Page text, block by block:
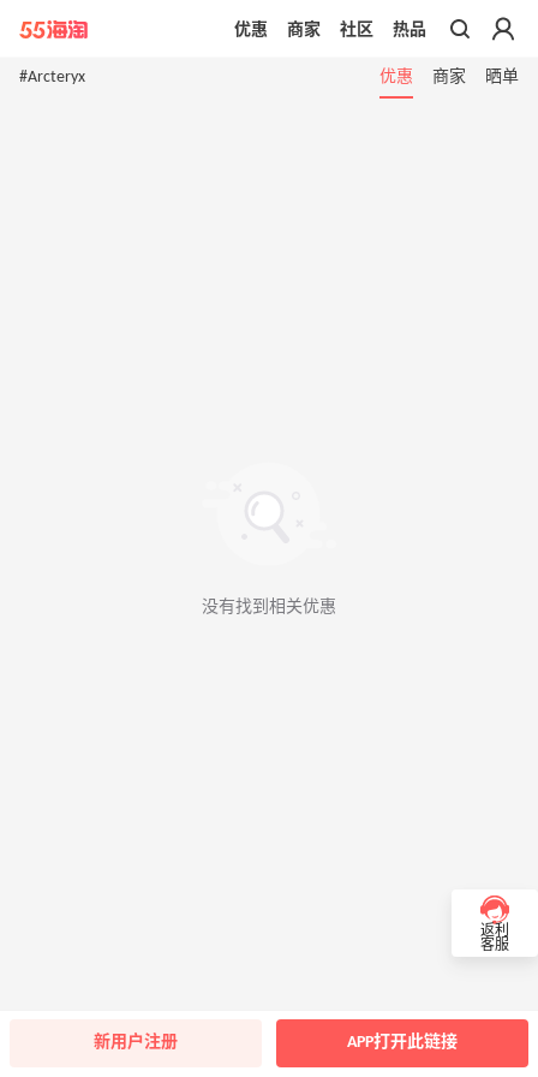
带你去官网买正品
优惠 商家 社区 热品
#Arcteryx 优惠 商家 晒单
没有找到相关优惠
返利
客服
新用户注册 APP打开此链接